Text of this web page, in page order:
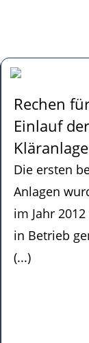
Rechen
Einlauf der
Kläranlage
Die ersten
Anlagen
im Jahr
in Betrieb
(...)